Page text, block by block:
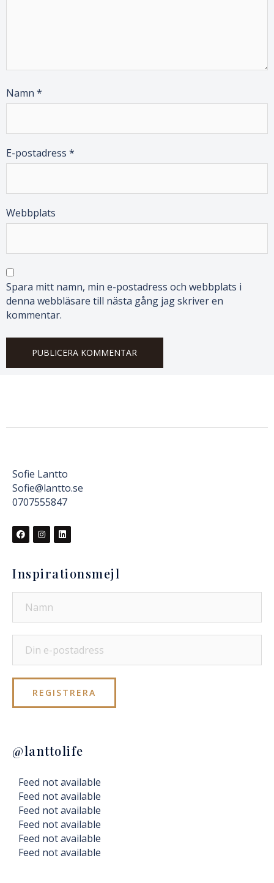
Namn *
E-postadress *
Webbplats
Spara mitt namn, min e-postadress och webbplats i
denna webbläsare till nästa gång jag skriver en
kommentar.
Sofie Lantto
Sofie@lantto.se
0707555847
Inspirationsmejl
@lanttolife
Feed not available
Feed not available
Feed not available
Feed not available
Feed not available
Feed not available